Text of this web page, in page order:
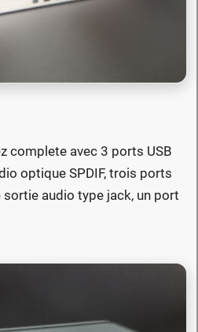
complete avec 3 ports USB
optique SPDIF, trois ports
sortie audio type jack, un port